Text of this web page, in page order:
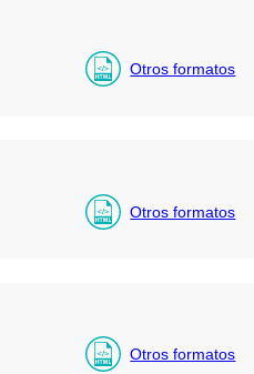
Otros formatos
Otros formatos
Otros formatos